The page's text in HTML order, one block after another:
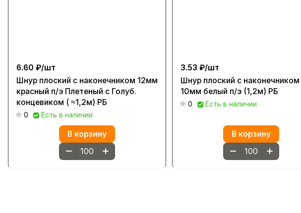
6.60 ₽/шт
Шнур плоский с наконечником 12мм
красный п/э Плетеный с Голуб.
концевиком ( ≈1,2м) РБ
0 Есть в наличии
В корзину
3.53 ₽/шт
Шнур плоский с наконечником
10мм белый п/э (1,2м) РБ
0 Есть в наличии
В корзину